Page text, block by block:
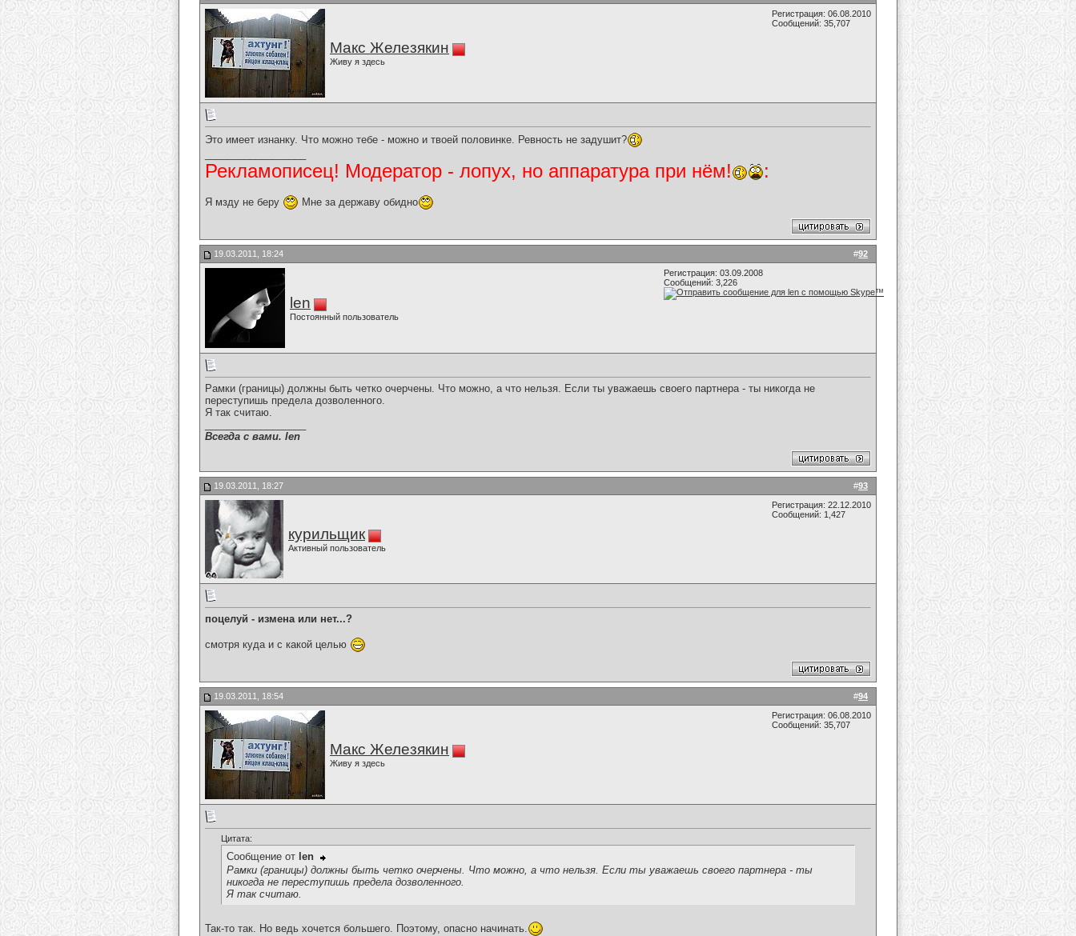
Макс Железякин
Живу я здесь
Регистрация: 06.08.2010
Сообщений: 35,707
Это имеет изнанку. Что можно тебе - можно и твоей половинке. Ревность не задушит?
Рекламописец! Модератор - лопух, но аппаратура при нём! :
Я мзду не беру Мне за державу обидно
#92
19.03.2011, 18:24
len
Постоянный пользователь
Регистрация: 03.09.2008
Сообщений: 3,226
Рамки (границы) должны быть четко очерчены. Что можно, а что нельзя. Если ты уважаешь своего партнера - ты никогда не
переступишь предела дозволенного.
Я так считаю.
Всегда с вами. len
#93
19.03.2011, 18:27
курильщик
Активный пользователь
Регистрация: 22.12.2010
Сообщений: 1,427
поцелуй - измена или нет...?
смотря куда и с какой целью
#94
19.03.2011, 18:54
Макс Железякин
Живу я здесь
Регистрация: 06.08.2010
Сообщений: 35,707
Цитата:
Сообщение от len
Рамки (границы) должны быть четко очерчены. Что можно, а что нельзя. Если ты уважаешь своего партнера - ты
никогда не переступишь предела дозволенного.
Я так считаю.
Так-то так. Но ведь хочется большего. Поэтому, опасно начинать.